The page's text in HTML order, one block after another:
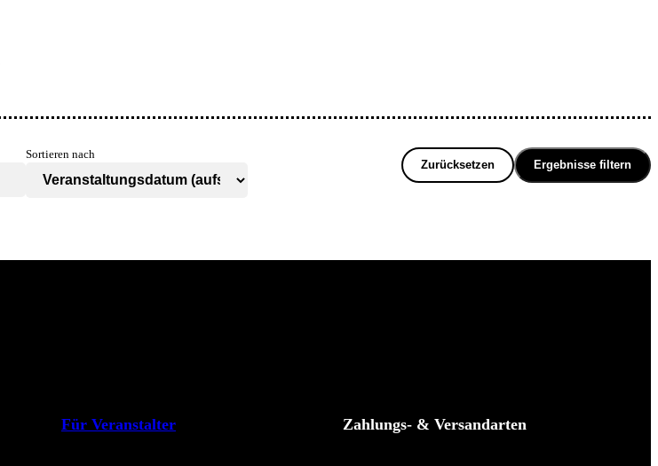
Sortieren nach
Zurücksetzen Ergebnisse filtern
Für Veranstalter Zahlungs- & Versandarten